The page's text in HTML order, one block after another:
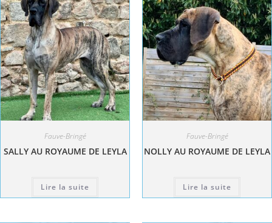
Fauve-Bringé
SALLY AU ROYAUME DE LEYLA
Lire la suite
Fauve-Bringé
NOLLY AU ROYAUME DE LEYLA
Lire la suite